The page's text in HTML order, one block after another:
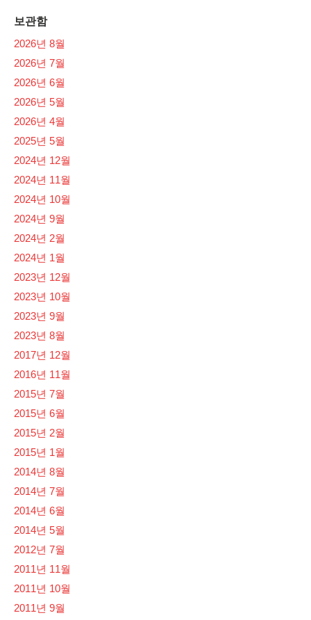
보관함
2026년 8월
2026년 7월
2026년 6월
2026년 5월
2026년 4월
2025년 5월
2024년 12월
2024년 11월
2024년 10월
2024년 9월
2024년 2월
2024년 1월
2023년 12월
2023년 10월
2023년 9월
2023년 8월
2017년 12월
2016년 11월
2015년 7월
2015년 6월
2015년 2월
2015년 1월
2014년 8월
2014년 7월
2014년 6월
2014년 5월
2012년 7월
2011년 11월
2011년 10월
2011년 9월